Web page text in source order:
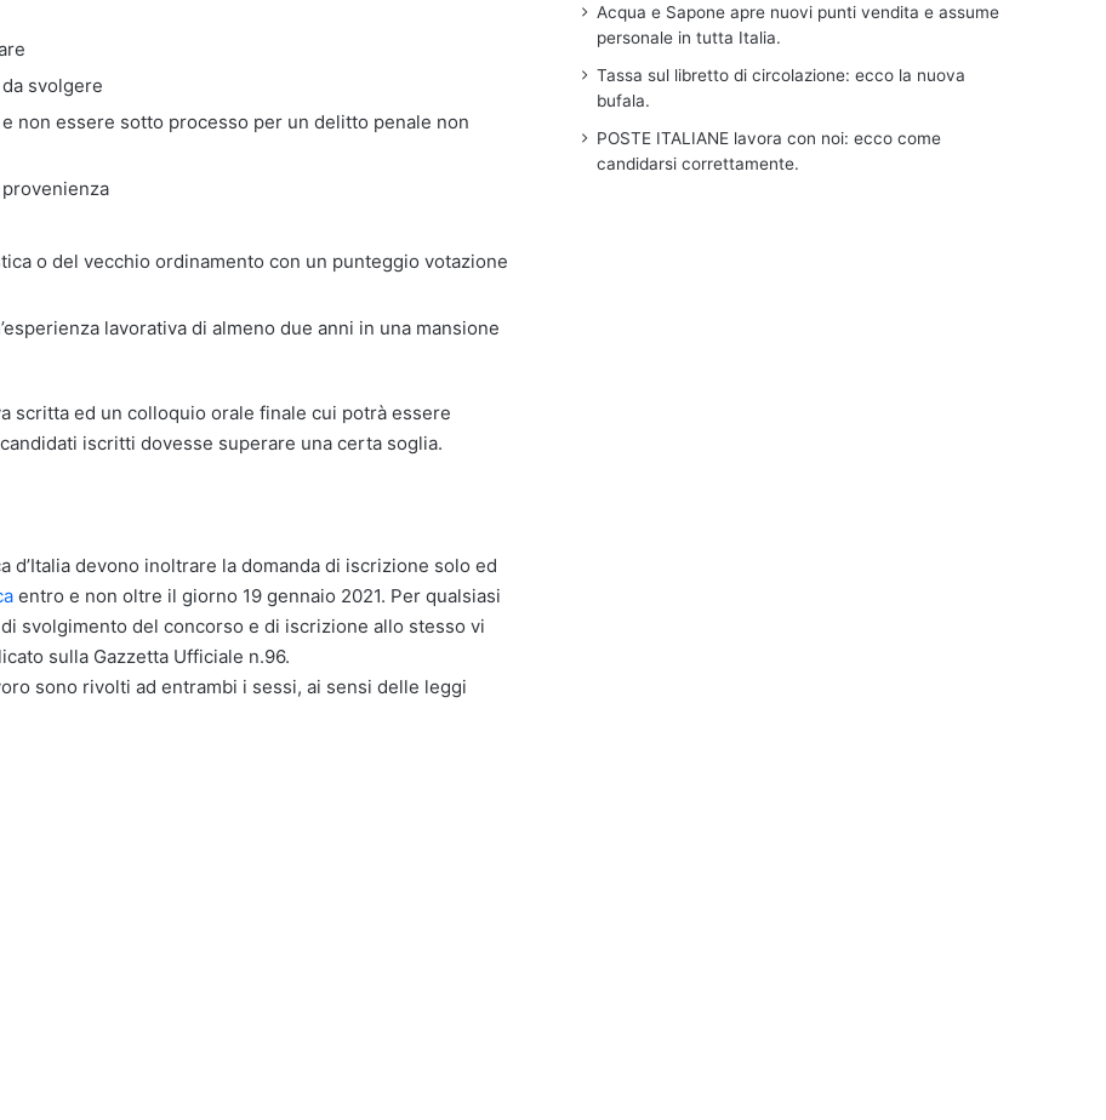
svolgere
non essere sotto processo per un delitto penale non
o del vecchio ordinamento con un punteggio votazione
lavorativa di almeno due anni in una mansione
scritta ed un colloquio orale finale cui potrà essere
iscritti dovesse superare una certa soglia.
devono inoltrare la domanda di iscrizione solo ed
entro e non oltre il giorno 19 gennaio 2021. Per qualsiasi
svolgimento del concorso e di iscrizione allo stesso vi
sulla Gazzetta Ufficiale n.96.
sono rivolti ad entrambi i sessi, ai sensi delle leggi
Acqua e Sapone apre nuovi punti vendita e assume
personale in tutta Italia.
Tassa sul libretto di circolazione: ecco la nuova
bufala.
POSTE ITALIANE lavora con noi: ecco come
candidarsi correttamente.